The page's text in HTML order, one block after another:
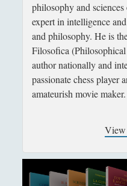
Storia(144)
Libri Recensiti(441)
Random(28)
Ironia(7)
Un Po’ Di Narrativa(7)
► Cinema e Serie(15)
philosophy and
expert in intelligence
and philosophy. He is
Filosofica
author nationally and
passionate chess player
amateurish movie maker.
View